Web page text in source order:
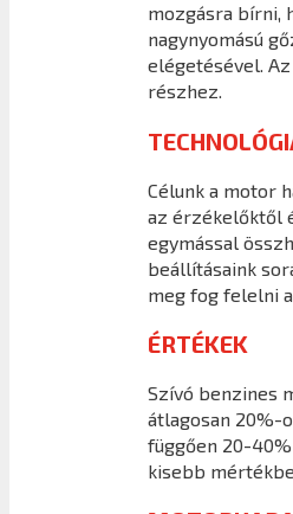
mozgásra bírni,
nagynyomású
elégetésével.
részhez.
Célunk a motor
az érzékelőktől
egymással
beállításaink
meg fog felelni
ÉRTÉKEK
Szívó benzines
átlagosan 20%-
függően 20-
kisebb